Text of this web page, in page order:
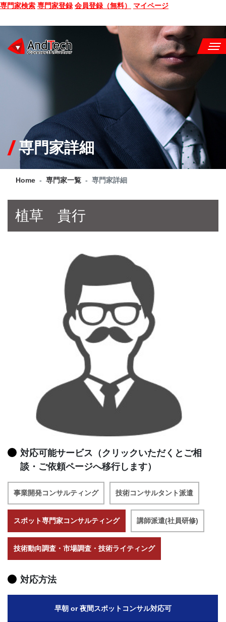
専門家検索 専門家登録 会員登録（無料） マイページ
CONSULTING
SERVICE
COMPANY
Q&A
専門家詳細
Home 専門家一覧 専門家詳細
植草 貴行
対応可能サービス（クリックいただくとご相
談・ご依頼ページへ移行します）
事業開発コンサルティング 技術コンサルタント派遣
スポット専門家コンサルティング 講師派遣(社員研修)
技術動向調査・市場調査・技術ライティング
対応方法
早朝 or 夜間スポットコンサル対応可